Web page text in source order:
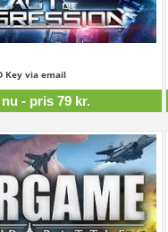
Key via email
- pris 79 kr.